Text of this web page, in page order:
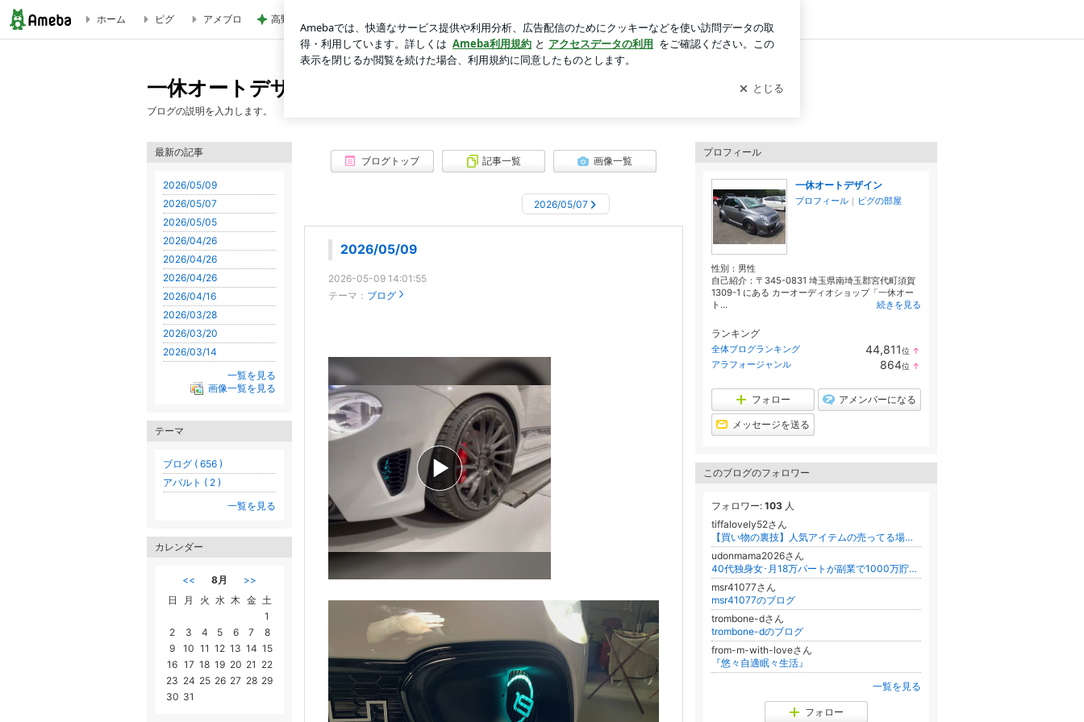
ホーム ピグ アメブロ 高野豆腐で作る飽きないそぼろ ログイン
一休オートデザインのブログ
ブログの説明を入力します。
ブログトップ 記事一覧 画像一覧
2026/05/07
2026/05/09
2026-05-09 14:01:55
テーマ： ブログ
プロフィール
一休オートデザイン
プロフィール ｜ ピグの部屋
性別： 男性
自己紹介：〒345-0831 埼玉県南埼玉郡宮代町須賀
1309-1 にある カーオーディオショップ「一休オー
ト...
続きを見る
ランキング
全体ブログランキング 44,811位 ↑
ン
アラフォージャンル 864位 ↑
フォロー アメンバーになる
メッセージを送る
このブログのフォロワー
フォロワー: 103 人
tiffalovely52さん
【買い物の裏技】人気アイテムの売ってる場所と最安値を調査する比較ナビ
udonmama2026さん
40代独身女･月18万パートが副業で1000万貯めるまで
msr41077さん
msr41077のブログ
trombone-dさん
trombone-dのブログ
from-m-with-loveさん
『悠々自適眠々生活』
一覧を見る
フォロー
最新の記事
2026/05/09
2026/05/07
2026/05/05
2026/04/26
2026/04/26
2026/04/26
2026/04/16
2026/03/28
2026/03/20
2026/03/14
一覧を見る
画像一覧を見る
テーマ
ブログ ( 656 )
アバルト ( 2 )
一覧を見る
カレンダー
<< 8月
>>
日
月 火 水 木 金 土
1
2
3 4 5 6 7
8
9
10 11 12 13 14 15
16 17 18 19 20 21 22
23 24 25 26 27 28 29
30 31